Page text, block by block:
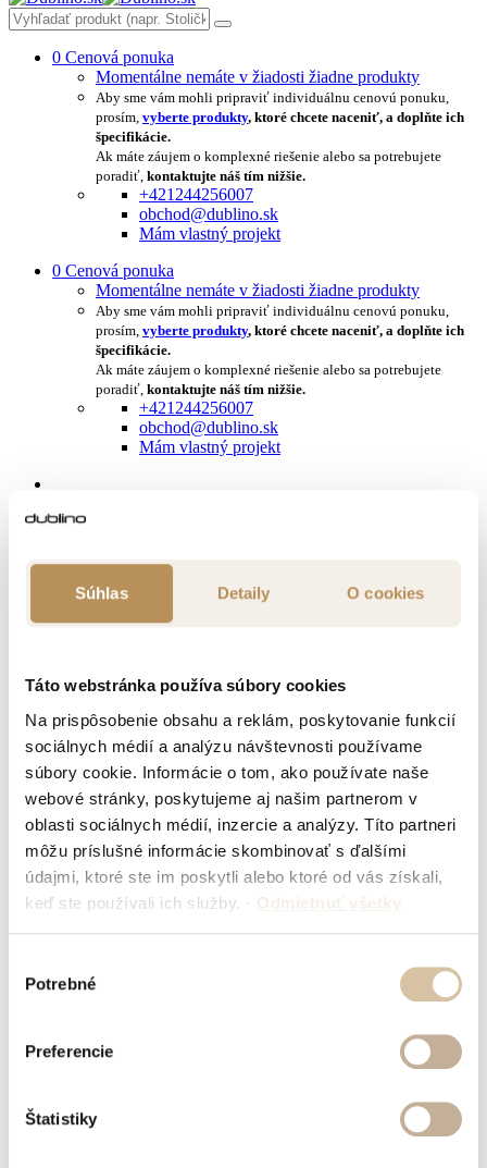
Súhlas Detaily O cookies
Táto webstránka používa súbory cookies
Na prispôsobenie obsahu a reklám, poskytovanie funkcií
sociálnych médií a analýzu návštevnosti používame
súbory cookie. Informácie o tom, ako používate naše
webové stránky, poskytujeme aj našim partnerom v
oblasti sociálnych médií, inzercie a analýzy. Títo partneri
môžu príslušné informácie skombinovať s ďalšími
údajmi, ktoré ste im poskytli alebo ktoré od vás získali,
keď ste používali ich služby. · Odmietnuť všetky
súhlasu
Potrebné
Preferencie
Štatistiky
0 Cenová ponuka
Momentálne nemáte v žiadosti žiadne produkty
Aby sme vám mohli pripraviť individuálnu cenovú ponuku,
prosím, vyberte produkty, ktoré chcete naceniť, a doplňte ich
špecifikácie.
Ak máte záujem o komplexné riešenie alebo sa potrebujete
poradiť, kontaktujte náš tím nižšie.
+421244256007
obchod@dublino.sk
Mám vlastný projekt
0 Cenová ponuka
Momentálne nemáte v žiadosti žiadne produkty
Aby sme vám mohli pripraviť individuálnu cenovú ponuku,
prosím, vyberte produkty, ktoré chcete naceniť, a doplňte ich
špecifikácie.
Ak máte záujem o komplexné riešenie alebo sa potrebujete
poradiť, kontaktujte náš tím nižšie.
+421244256007
obchod@dublino.sk
Mám vlastný projekt
Zaregistrovať sa
Momentálne nemáte v košíku žiadne produkty
Čalúnené stoličky
Plastové stoličky
Barové stoličky
Drevené barové stoličky
Čalúnené barové stoličky
Kovové barové stoličky
Plastové barové stoličky
Stoly
Konferenčné a
príručné stolíky
Stolové podnože
Stolové dosky
Záhradné barové stoličky